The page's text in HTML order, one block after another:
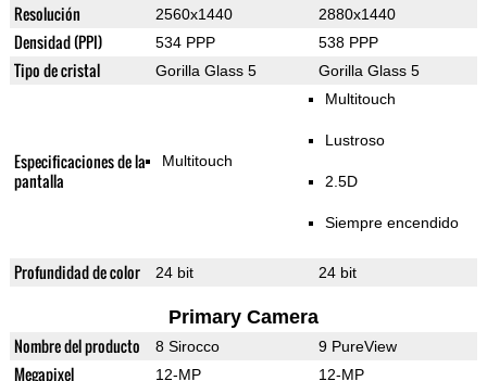
Resolución 2560x1440 2880x1440
Densidad (PPI) 534 PPP 538 PPP
Tipo de cristal Gorilla Glass 5 Gorilla Glass 5
Especificaciones de la
pantalla
Multitouch
Multitouch
Lustroso
2.5D
Siempre encendido
Profundidad de color 24 bit 24 bit
Primary Camera
Nombre del producto 8 Sirocco 9 PureView
Megapixel 12-MP 12-MP